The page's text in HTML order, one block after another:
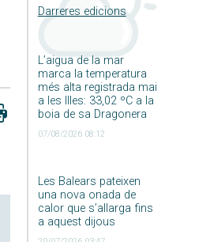
Darreres edicions
L’aigua de la mar
marca la temperatura
més alta registrada mai
a les Illes: 33,02 ºC a la
boia de sa Dragonera
07/08/2026 08:12
Les Balears pateixen
una nova onada de
calor que s’allarga fins
a aquest dijous